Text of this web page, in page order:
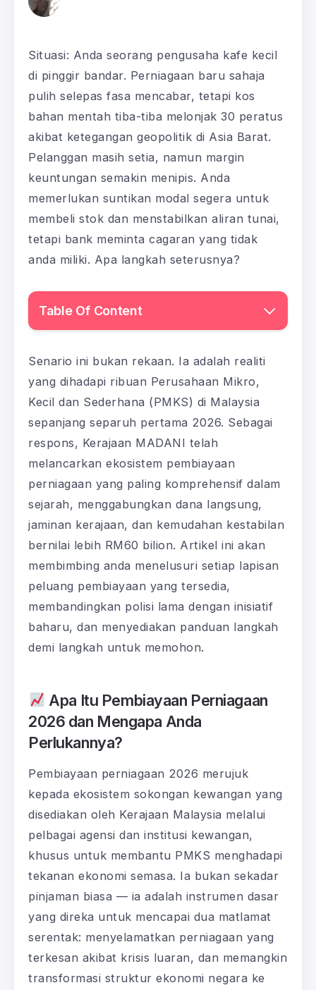
Situasi: Anda seorang pengusaha kafe kecil
di pinggir bandar. Perniagaan baru sahaja
pulih selepas fasa mencabar, tetapi kos
bahan mentah tiba-tiba melonjak 30 peratus
akibat ketegangan geopolitik di Asia Barat.
Pelanggan masih setia, namun margin
keuntungan semakin menipis. Anda
memerlukan suntikan modal segera untuk
membeli stok dan menstabilkan aliran tunai,
tetapi bank meminta cagaran yang tidak
anda miliki. Apa langkah seterusnya?
Table Of Content
Senario ini bukan rekaan. Ia adalah realiti
yang dihadapi ribuan Perusahaan Mikro,
Kecil dan Sederhana (PMKS) di Malaysia
sepanjang separuh pertama 2026. Sebagai
respons, Kerajaan MADANI telah
melancarkan ekosistem pembiayaan
perniagaan yang paling komprehensif dalam
sejarah, menggabungkan dana langsung,
jaminan kerajaan, dan kemudahan kestabilan
bernilai lebih RM60 bilion. Artikel ini akan
membimbing anda menelusuri setiap lapisan
peluang pembiayaan yang tersedia,
membandingkan polisi lama dengan inisiatif
baharu, dan menyediakan panduan langkah
demi langkah untuk memohon.
Apa Itu Pembiayaan Perniagaan
2026 dan Mengapa Anda
Perlukannya?
Pembiayaan perniagaan 2026 merujuk
kepada ekosistem sokongan kewangan yang
disediakan oleh Kerajaan Malaysia melalui
pelbagai agensi dan institusi kewangan,
khusus untuk membantu PMKS menghadapi
tekanan ekonomi semasa. Ia bukan sekadar
pinjaman biasa — ia adalah instrumen dasar
yang direka untuk mencapai dua matlamat
serentak: menyelamatkan perniagaan yang
terkesan akibat krisis luaran, dan memangkin
transformasi struktur ekonomi negara ke